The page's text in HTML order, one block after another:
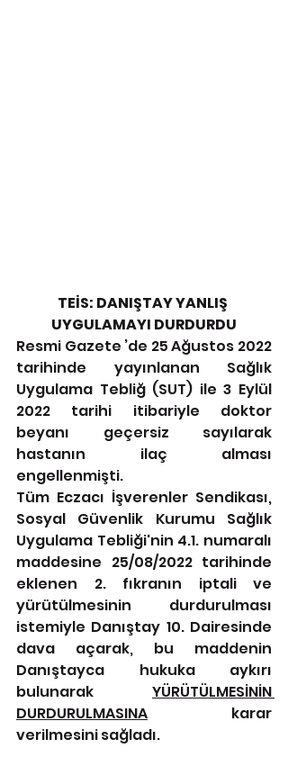
TEİS: DANIŞTAY YANLIŞ
UYGULAMAYI DURDURDU
Resmi Gazete ’de 25 Ağustos 2022
tarihinde yayınlanan Sağlık
Uygulama Tebliğ (SUT) ile 3 Eylül
2022 tarihi itibariyle doktor
beyanı geçersiz sayılarak
hastanın ilaç alması
engellenmişti.
Tüm Eczacı İşverenler Sendikası,
Sosyal Güvenlik Kurumu Sağlık
Uygulama Tebliği'nin 4.1. numaralı
maddesine 25/08/2022 tarihinde
eklenen 2. fıkranın iptali ve
yürütülmesinin durdurulması
istemiyle Danıştay 10. Dairesinde
dava açarak, bu maddenin
Danıştayca hukuka aykırı
bulunarak YÜRÜTÜLMESİNİN
DURDURULMASINA karar
verilmesini sağladı.